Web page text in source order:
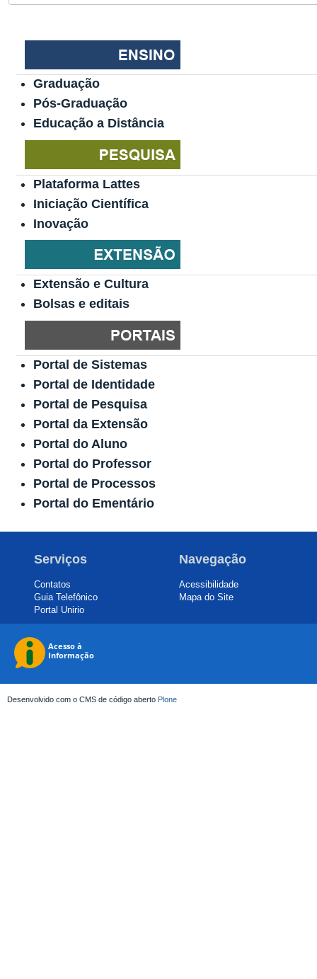
Graduação
Pós-Graduação
Educação a Distância
Plataforma Lattes
Iniciação Científica
Inovação
Extensão e Cultura
Bolsas e editais
Portal de Sistemas
Portal de Identidade
Portal de Pesquisa
Portal da Extensão
Portal do Aluno
Portal do Professor
Portal de Processos
Portal do Ementário
Serviços
Contatos
Guia Telefônico
Portal Unirio
Navegação
Acessibilidade
Mapa do Site
Desenvolvido com o CMS de código aberto Plone